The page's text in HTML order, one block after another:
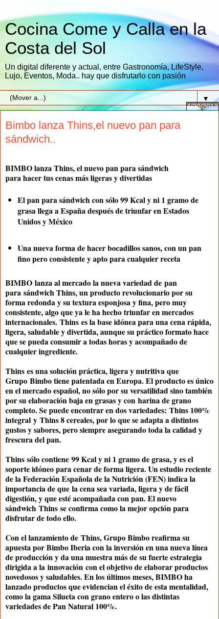
Cocina Come y Calla en la
Costa del Sol
Un digital diferente y actual, entre Gastronomía, LifeStyle,
Lujo, Eventos, Moda.. hay que disfrutarlo con pasión
▼
4/30/2013
Bimbo lanza Thins,el nuevo pan para
sándwich..
BIMBO lanza Thins, el nuevo pan para sándwich
para hacer tus cenas más ligeras y divertidas
El pan para sándwich con sólo 99 Kcal y ni 1 gramo de
grasa llega a España después de triunfar en Estados
Unidos y México
Una nueva forma de hacer bocadillos sanos, con un pan
fino pero consistente y apto para cualquier receta
BIMBO lanza al mercado la nueva variedad de pan
para sándwich Thins, un producto revolucionario por su
forma redonda y su textura esponjosa y fina, pero muy
consistente, algo que ya le ha hecho triunfar en mercados
internacionales. Thins es la base idónea para una cena rápida,
ligera, saludable y divertida, aunque su práctico formato hace
que se pueda consumir a todas horas y acompañado de
cualquier ingrediente.
Thins es una solución práctica, ligera y nutritiva que
Grupo Bimbo tiene patentada en Europa. El producto es único
en el mercado español, no sólo por su versatilidad sino también
por su elaboración baja en grasas y con harina de grano
completo. Se puede encontrar en dos variedades: Thins 100%
integral y Thins 8 cereales, por lo que se adapta a distintos
gustos y sabores, pero siempre asegurando toda la calidad y
frescura del pan.
Thins sólo contiene 99 Kcal y ni 1 gramo de grasa, y es el
soporte idóneo para cenar de forma ligera. Un estudio reciente
de la Federación Española de la Nutrición (FEN) indica la
importancia de que la cena sea variada, ligera y de fácil
digestión, y que esté acompañada con pan. El nuevo
sándwich Thins se confirma como la mejor opción para
disfrutar de todo ello.
Con el lanzamiento de Thins, Grupo Bimbo reafirma su
apuesta por Bimbo Iberia con la inversión en una nueva línea
de producción y da una muestra más de su fuerte estrategia
dirigida a la innovación con el objetivo de elaborar productos
novedosos y saludables. En los últimos meses, BIMBO ha
lanzado productos que evidencian el éxito de esta mentalidad,
como la gama Silueta con grano entero o las distintas
variedades de Pan Natural 100%.